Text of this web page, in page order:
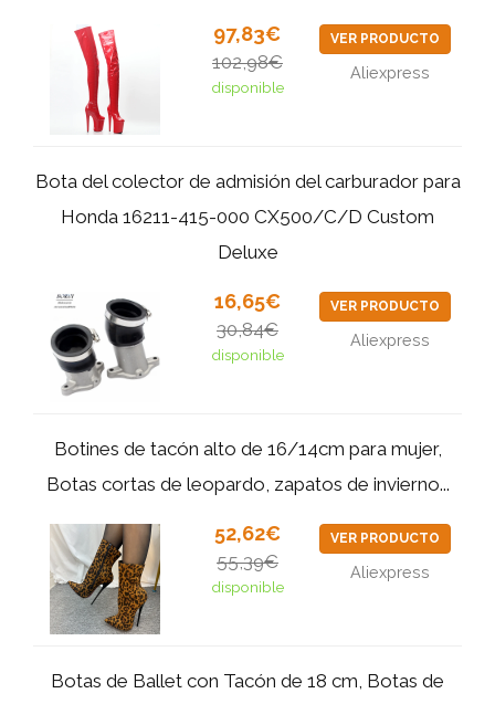
97,83€
102,98€
disponible
VER PRODUCTO
Aliexpress
Bota del colector de admisión del carburador para
Honda 16211-415-000 CX500/C/D Custom
Deluxe
16,65€
30,84€
disponible
VER PRODUCTO
Aliexpress
Botines de tacón alto de 16/14cm para mujer,
Botas cortas de leopardo, zapatos de invierno...
52,62€
55,39€
disponible
VER PRODUCTO
Aliexpress
Botas de Ballet con Tacón de 18 cm, Botas de